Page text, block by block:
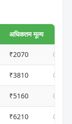
अधिकतम मूल्य
₹2070 ⓘ
₹3810 ⓘ
₹5160 ⓘ
₹6210 ⓘ